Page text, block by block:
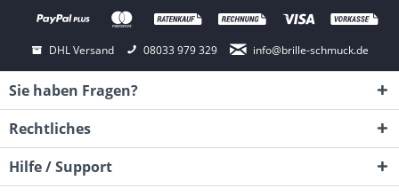
DHL Versand 08033 979 329 info@brille-schmuck.de
Sie haben Fragen?
Rechtliches
Hilfe / Support